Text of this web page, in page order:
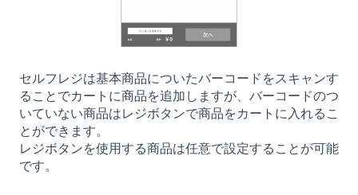
セルフレジは基本商品についたバーコードをスキャンす
ることでカートに商品を追加しますが、バーコードのつ
いていない商品はレジボタンで商品をカートに入れるこ
とができます。
レジボタンを使用する商品は任意で設定することが可能
です。